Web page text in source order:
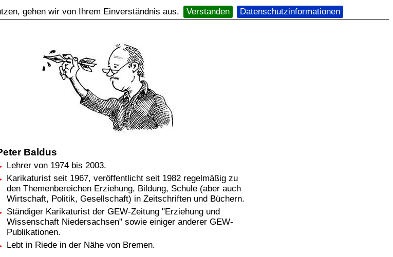
gehen wir von Ihrem Einverständnis aus. Verstanden Datenschutzinformationen
Baldus
Lehrer von 1974 bis 2003.
Karikaturist seit 1967, veröffentlicht seit 1982 regelmäßig zu
den Themenbereichen Erziehung, Bildung, Schule (aber auch
Wirtschaft, Politik, Gesellschaft) in Zeitschriften und Büchern.
Ständiger Karikaturist der GEW-Zeitung "Erziehung und
Wissenschaft Niedersachsen" sowie einiger anderer GEW-
Publikationen.
Lebt in Riede in der Nähe von Bremen.